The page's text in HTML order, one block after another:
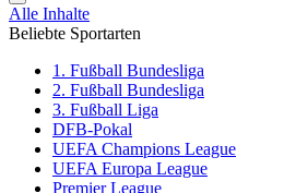
Alle Inhalte
Beliebte Sportarten
1. Fußball Bundesliga
2. Fußball Bundesliga
3. Fußball Liga
DFB-Pokal
UEFA Champions League
UEFA Europa League
Premier League